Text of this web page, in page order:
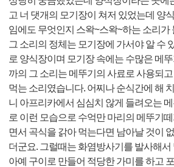
고 너 댓개의 모기장이 쳐저 있었는데 양
임에도 무엇인지 스왁~스왁~하는 소리가
그 소리의 정체는 모기장에 가서야 알 수
로 양식장이며 모기장 속에는 수많은 메
까의 그 소리는 메뚜기의 사료로 사용되
먹는 소리였습니다. 어찌나 순식간에 해
니 아프리카에서 심심치 않게 들려오는
로 이런 모습으로 수억만 마리의 메뚜기
면서 곡식을 갉아 먹는다면 남아날 것이
더군요. 그럴때는 화염방사기를 발사해
아예 구이로 만들어 적당한 가미를 하고